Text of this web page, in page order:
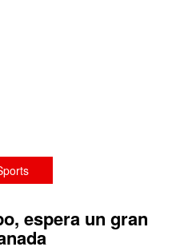
espera un gran